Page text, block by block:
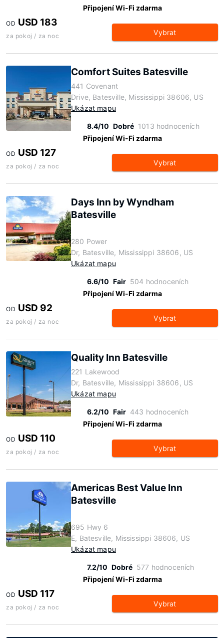
Připojení Wi-Fi zdarma
OD USD 183
za pokoj / za noc Vybrat
Comfort Suites Batesville
441 Covenant
Drive, Batesville, Mississippi 38606, US
Ukázat mapu
8.4/10 Dobré 1013 hodnoceních
Připojení Wi-Fi zdarma
OD USD 127
za pokoj / za noc Vybrat
Days Inn by Wyndham
Batesville
280 Power
Dr, Batesville, Mississippi 38606, US
Ukázat mapu
6.6/10 Fair 504 hodnoceních
Připojení Wi-Fi zdarma
OD USD 92
za pokoj / za noc Vybrat
Quality Inn Batesville
221 Lakewood
Dr, Batesville, Mississippi 38606, US
Ukázat mapu
6.2/10 Fair 443 hodnoceních
Připojení Wi-Fi zdarma
OD USD 110
za pokoj / za noc Vybrat
Americas Best Value Inn
Batesville
695 Hwy 6
E, Batesville, Mississippi 38606, US
Ukázat mapu
7.2/10 Dobré 577 hodnoceních
Připojení Wi-Fi zdarma
OD USD 117
za pokoj / za noc Vybrat